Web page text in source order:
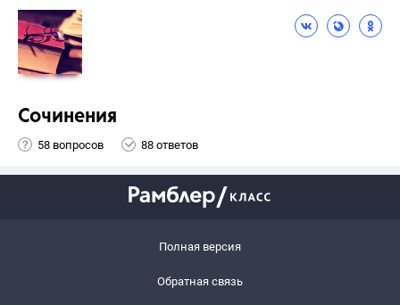
Сочинения
58 вопросов 88 ответов
Полная версия
Обратная связь